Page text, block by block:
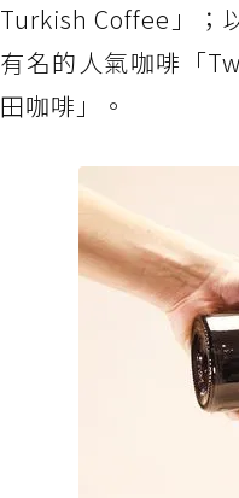
Turkish Coffee」；
有名的人氣咖啡「
田咖啡」。